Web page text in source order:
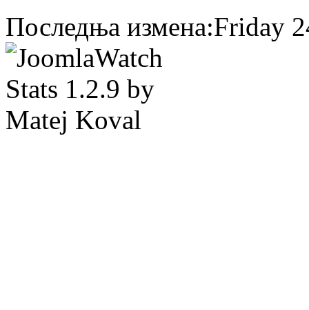
Последња измена:Friday